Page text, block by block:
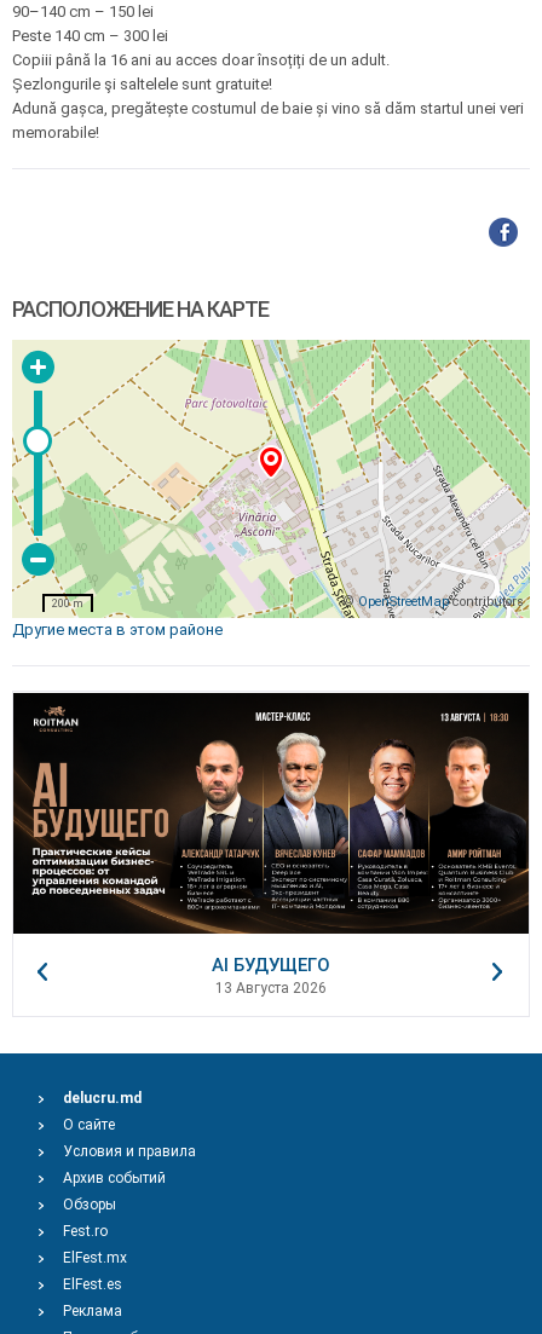
90–140 cm – 150 lei
Peste 140 cm – 300 lei
Copiii până la 16 ani au acces doar însoțiți de un adult.
Șezlongurile şi saltelele sunt gratuite!
Adună gașca, pregătește costumul de baie și vino să dăm startul unei veri
memorabile!
РАСПОЛОЖЕНИЕ НА КАРТЕ
©OpenStreetMapcontributors
200 m
Другие места в этом районе
AI БУДУЩЕГО
13 Августа 2026
delucru.md
О сайте
Условия и правила
Архив событий
Обзоры
Fest.ro
ElFest.mx
ElFest.es
Реклама